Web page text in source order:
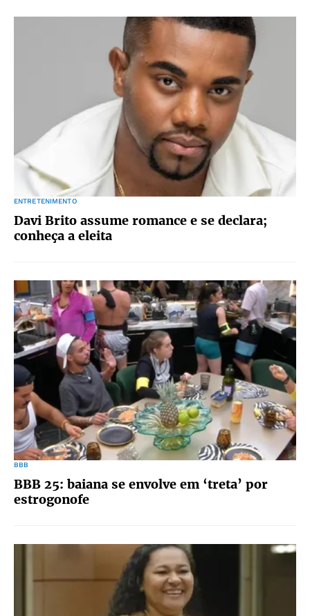
ENTRETENIMENTO
Davi Brito assume romance e se declara;
conheça a eleita
BBB
BBB 25: baiana se envolve em ‘treta’ por
estrogonofe